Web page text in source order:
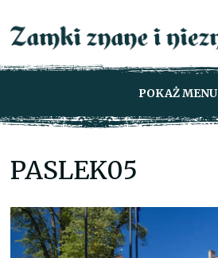
POKAŻ MENU
PASLEK05